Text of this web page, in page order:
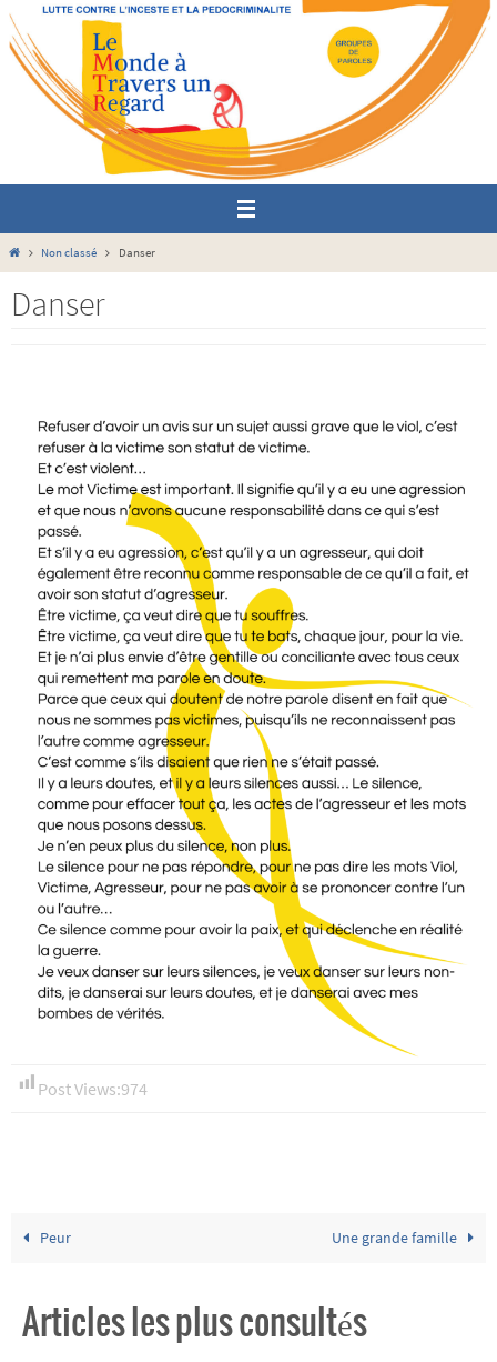
Passer
vers
contenu
HomeNon classé Danser
Danser
Post Views:974
Peur Une grande famille
Articles les plus consultés